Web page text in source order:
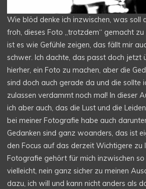
Wie blöd denke ich inzwischen, was soll
froh, dieses Foto „trotzdem“ gemacht
ist es wie Gefühle zeigen, das fällt mir
schwer. Ich dachte, das passt doch jetzt
hierher, ein Foto zu machen, aber die
sind doch auch gerade da und die sollte
zulassen verdammt noch mal! In dieser
ich aber auch, das die Lust und die
bei meiner Fotografie habe auch
Gedanken sind ganz woanders, das ist
den Focus auf das derzeit Wichtigere zu
Fotografie gehört für mich inzwischen
vielleicht, nein ganz sicher zu meinen
dazu, ich will und kann nicht anders als